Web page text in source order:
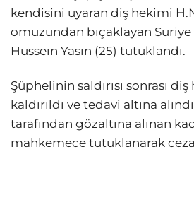
kendisini uyaran diş hekimi
omuzundan bıçaklayan
Husseın Yasın (25) tutuklandı.
Şüphelinin saldırısı sonrası
kaldırıldı ve tedavi altına
tarafından gözaltına alınan
mahkemece tutuklanarak